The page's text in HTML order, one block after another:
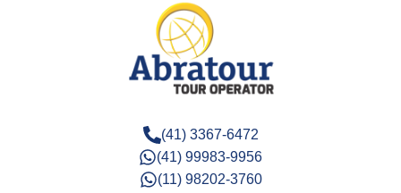
(41) 3367-6472
(41) 99983-9956
(11) 98202-3760